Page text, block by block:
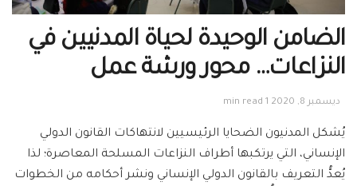
الضامن الوحيدة لحياة المدنيين في
النزاعات… محور ورشة عمل
ديسمبر 8, 2020 1 min read
يُشكل المدنيون الضحايا الرئيسيين لانتهاكات القانون الدولي
الإنساني، التي يرتكبها أطراف النزاعات المسلحة المعاصرة؛ لذا
يُعدُّ التعريف بالقانون الدولي الإنساني ونشر أحكامه من الخطوات